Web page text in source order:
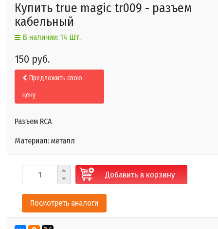
Купить true magic tr009 - разъем
кабельный
В наличии: 14 Шт.
150 руб.
Предложить свою
цену
Разъем RCA
Материал: металл
Добавить в корзину
Посмотреть аналоги